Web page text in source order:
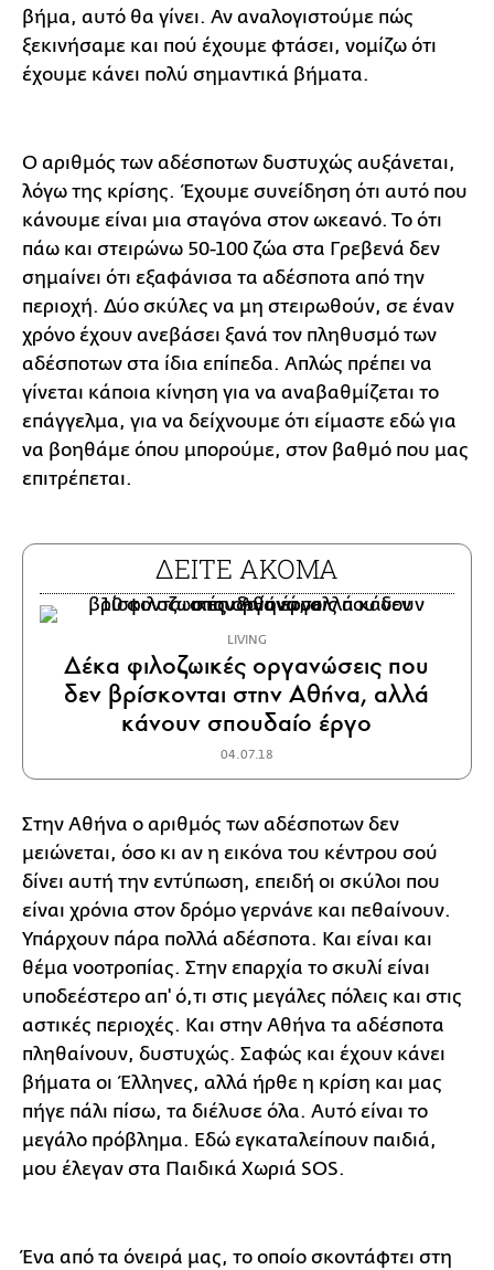
βήμα, αυτό θα γίνει. Αν αναλογιστούμε πώς
ξεκινήσαμε και πού έχουμε φτάσει, νομίζω ότι
έχουμε κάνει πολύ σημαντικά βήματα.
Ο αριθμός των αδέσποτων δυστυχώς αυξάνεται,
λόγω της κρίσης. Έχουμε συνείδηση ότι αυτό που
κάνουμε είναι μια σταγόνα στον ωκεανό. Το ότι
πάω και στειρώνω 50-100 ζώα στα Γρεβενά δεν
σημαίνει ότι εξαφάνισα τα αδέσποτα από την
περιοχή. Δύο σκύλες να μη στειρωθούν, σε έναν
χρόνο έχουν ανεβάσει ξανά τον πληθυσμό των
αδέσποτων στα ίδια επίπεδα. Απλώς πρέπει να
γίνεται κάποια κίνηση για να αναβαθμίζεται το
επάγγελμα, για να δείχνουμε ότι είμαστε εδώ για
να βοηθάμε όπου μπορούμε, στον βαθμό που μας
επιτρέπεται.
ΔΕΙΤΕ ΑΚΟΜΑ
LIVING
Δέκα φιλοζωικές οργανώσεις που
δεν βρίσκονται στην Αθήνα, αλλά
κάνουν σπουδαίο έργο
04.07.18
Στην Αθήνα ο αριθμός των αδέσποτων δεν
μειώνεται, όσο κι αν η εικόνα του κέντρου σού
δίνει αυτή την εντύπωση, επειδή οι σκύλοι που
είναι χρόνια στον δρόμο γερνάνε και πεθαίνουν.
Υπάρχουν πάρα πολλά αδέσποτα. Και είναι και
θέμα νοοτροπίας. Στην επαρχία το σκυλί είναι
υποδεέστερο απ' ό,τι στις μεγάλες πόλεις και στις
αστικές περιοχές. Και στην Αθήνα τα αδέσποτα
πληθαίνουν, δυστυχώς. Σαφώς και έχουν κάνει
βήματα οι Έλληνες, αλλά ήρθε η κρίση και μας
πήγε πάλι πίσω, τα διέλυσε όλα. Αυτό είναι το
μεγάλο πρόβλημα. Εδώ εγκαταλείπουν παιδιά,
μου έλεγαν στα Παιδικά Χωριά SOS.
Ένα από τα όνειρά μας, το οποίο σκοντάφτει στη